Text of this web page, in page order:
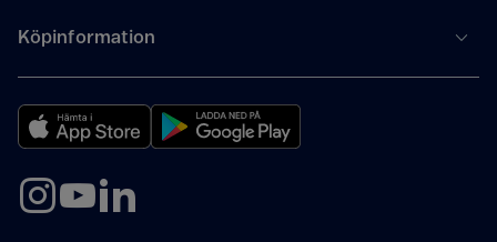
Köpinformation